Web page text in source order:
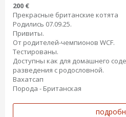
200 €
Прекрасные британские котята
Родились 07.09.25.
Привиты.
От родителей-чемпионов WCF.
Тестированы.
Доступны как для домашнего
разведения с родословной.
Вахатсап
Порода - Британская